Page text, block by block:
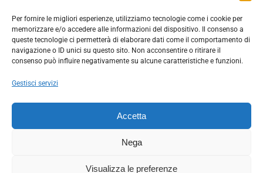
Per fornire le migliori esperienze, utilizziamo tecnologie come i cookie per
memorizzare e/o accedere alle informazioni del dispositivo. Il consenso a
queste tecnologie ci permetterà di elaborare dati come il comportamento di
navigazione o ID unici su questo sito. Non acconsentire o ritirare il
consenso può influire negativamente su alcune caratteristiche e funzioni.
Gestisci servizi
Accetta
Nega
Visualizza le preferenze
La Società ha nominato il Responsabile della Protezione dei Dati Personali (DPO), figura specializzata che vigila sulle modalità
adottate dalla nostra Società per tutelare i Suoi dati personali.
Per contattare il DPO può scrivere a
La Società ha inoltre adottato un proprio Codice Etico, consultabile al seguente link: